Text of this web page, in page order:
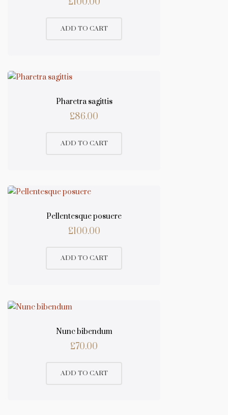
ADD TO CART
Pharetra sagittis
£86.00
ADD TO CART
Pellentesque posuere
£100.00
ADD TO CART
Nunc bibendum
£70.00
ADD TO CART